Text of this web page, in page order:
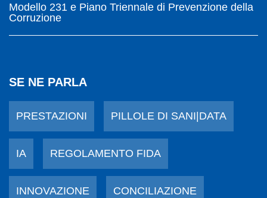
Modello 231 e Piano Triennale di Prevenzione della
Corruzione
SE NE PARLA
PRESTAZIONI PILLOLE DI SANI|DATA
IA REGOLAMENTO FIDA
INNOVAZIONE CONCILIAZIONE